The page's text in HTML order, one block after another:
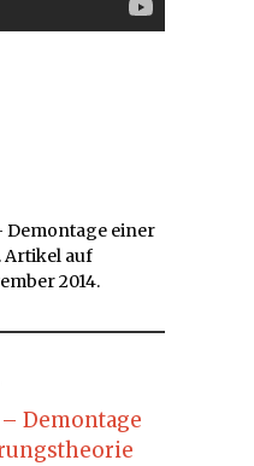
Demontage einer
Artikel auf
2014.